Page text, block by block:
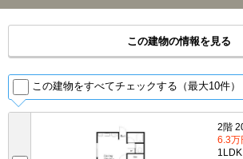
この建物の情報を見る
この建物をすべてチェックする（最大10件）
2階
6.3万